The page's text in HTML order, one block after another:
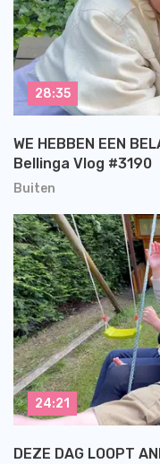
Buiten
WE HEBBEN EEN
Bellinga Vlog #3190
28:35
DEZE DAG LOOPT
24:21